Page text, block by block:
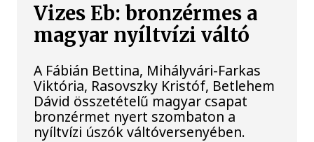
Vizes Eb: bronzérmes a
magyar nyíltvízi váltó
A Fábián Bettina, Mihályvári-Farkas
Viktória, Rasovszky Kristóf, Betlehem
Dávid összetételű magyar csapat
bronzérmet nyert szombaton a
nyíltvízi úszók váltóversenyében.